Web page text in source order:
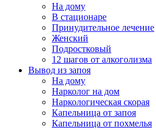
На дому
В стационаре
Принудительное лечение
Женский
Подростковый
12 шагов от алкоголизма
Вывод из запоя
На дому
Нарколог на дом
Наркологическая скорая
Капельница от запоя
Капельница от похмелья